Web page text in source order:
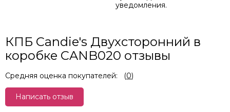
уведомления.
КПБ Candie's Двухсторонний в
коробке CANB020 отзывы
Средняя оценка покупателей: (0)
Написать отзыв